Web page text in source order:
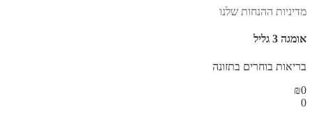
מדיניות ההנחות שלנו
אומגה 3 גליל
בריאות בוחרים בתזונה
₪0
0